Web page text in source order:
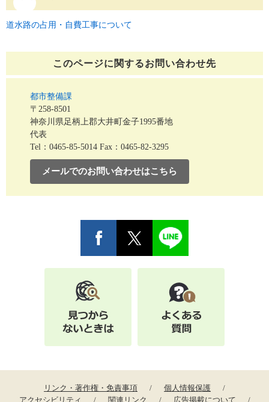
道水路の占用・自費工事について
このページに関するお問い合わせ先
都市整備課
〒258-8501
神奈川県足柄上郡大井町金子1995番地
代表
Tel：0465-85-5014 Fax：0465-82-3295
メールでのお問い合わせはこちら
リンク・著作権・免責事項
個人情報保護
アクセシビリティ
関連リンク 広告掲載について